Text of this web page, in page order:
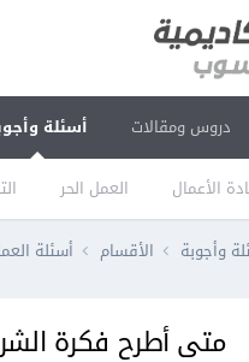
دروس ومقالات أسئلة
الأعمال العمل الحر
وأجوبة الأقسام أسئلة
متى أطرح فكرة